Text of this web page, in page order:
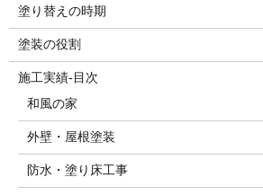
塗り替えの時期
塗装の役割
施工実績-目次
和風の家
外壁・屋根塗装
防水・塗り床工事